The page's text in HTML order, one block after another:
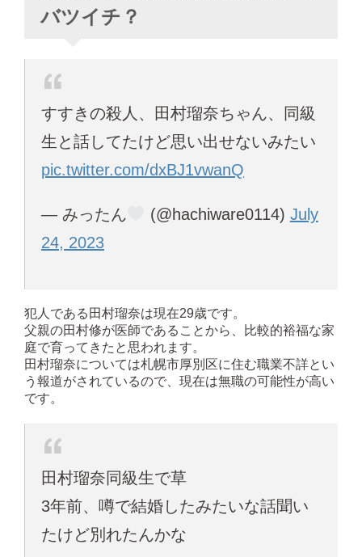
バツイチ？
すすきの殺人、田村瑠奈ちゃん、同級
生と話してたけど思い出せないみたい
pic.twitter.com/dxBJ1vwanQ
— みったん (@hachiware0114) July
24, 2023
犯人である田村瑠奈は現在29歳です。
父親の田村修が医師であることから、比較的裕福な家
庭で育ってきたと思われます。
田村瑠奈については札幌市厚別区に住む職業不詳とい
う報道がされているので、現在は無職の可能性が高い
です。
田村瑠奈同級生で草
3年前、噂で結婚したみたいな話聞い
たけど別れたんかな